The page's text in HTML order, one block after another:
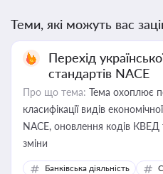
Теми, які можуть вас
Перехід
стандартів NACE
Про що тема: Тема охоплює
класифікації видів
NACE, оновлення кодів КВЕД
зміни
Банківська діяльність